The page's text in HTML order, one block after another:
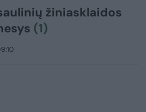
žiniasklaidos
(1)